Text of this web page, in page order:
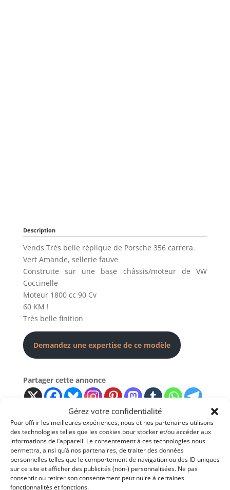
Gérez votre confidentialité
Pour offrir les meilleures expériences, nous et nos partenaires utilisons
des technologies telles que les cookies pour stocker et/ou accéder aux
informations de l’appareil. Le consentement à ces technologies nous
permettra, ainsi qu’à nos partenaires, de traiter des données
personnelles telles que le comportement de navigation ou des ID uniques
sur ce site et afficher des publicités (non-) personnalisées. Ne pas
consentir ou retirer son consentement peut nuire à certaines
fonctionnalités et fonctions.
Description
Vends Très belle réplique de Porsche 356 carrera.
Vert Amande, sellerie fauve
Construite sur une base châssis/moteur de VW
Coccinelle
Moteur 1800 cc 90 Cv
60 KM !
Très belle finition
Demandez une expertise de ce modèle
Partager cette annonce
Voir les 7 annonces deELIANDRE AUTOMOBILES
Publié: 23 avril 2017 (il y a 9 ans)